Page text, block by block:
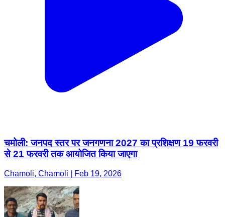
चमोली: जनपद स्तर पर जनगणना 2027 का प्रशिक्षण 19 फरवरी
से 21 फरवरी तक आयोजित किया जाएगा
Chamoli, Chamoli | Feb 19, 2026